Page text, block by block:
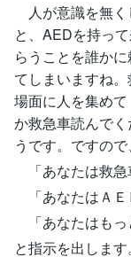
人が意識を無く
と、AEDを持っ
らうことを誰か
てしまいますね
場面に人を集め
か救急車読んで
うです。ですので
「あなたは救急
「あなたはＡＥ
「あなたはもっ
と指示を出しま